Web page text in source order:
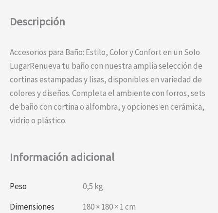
Descripción
Accesorios para Baño: Estilo, Color y Confort en un Solo
LugarRenueva tu baño con nuestra amplia selección de
cortinas estampadas y lisas, disponibles en variedad de
colores y diseños. Completa el ambiente con forros, sets
de baño con cortina o alfombra, y opciones en cerámica,
vidrio o plástico.
Información adicional
Peso
0,5 kg
Dimensiones
180 × 180 × 1 cm